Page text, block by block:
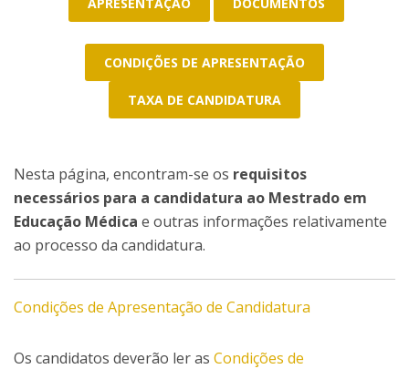
CONDIÇÕES DE APRESENTAÇÃO
TAXA DE CANDIDATURA
Nesta página, encontram-se os requisitos
necessários para a candidatura ao Mestrado em
Educação Médica e outras informações relativamente
ao processo da candidatura.
Condições de Apresentação de Candidatura
Os candidatos deverão ler as Condições de